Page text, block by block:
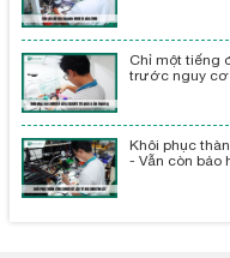
Chỉ một tiếng
trước nguy cơ
Khôi phục
- Vẫn còn bảo